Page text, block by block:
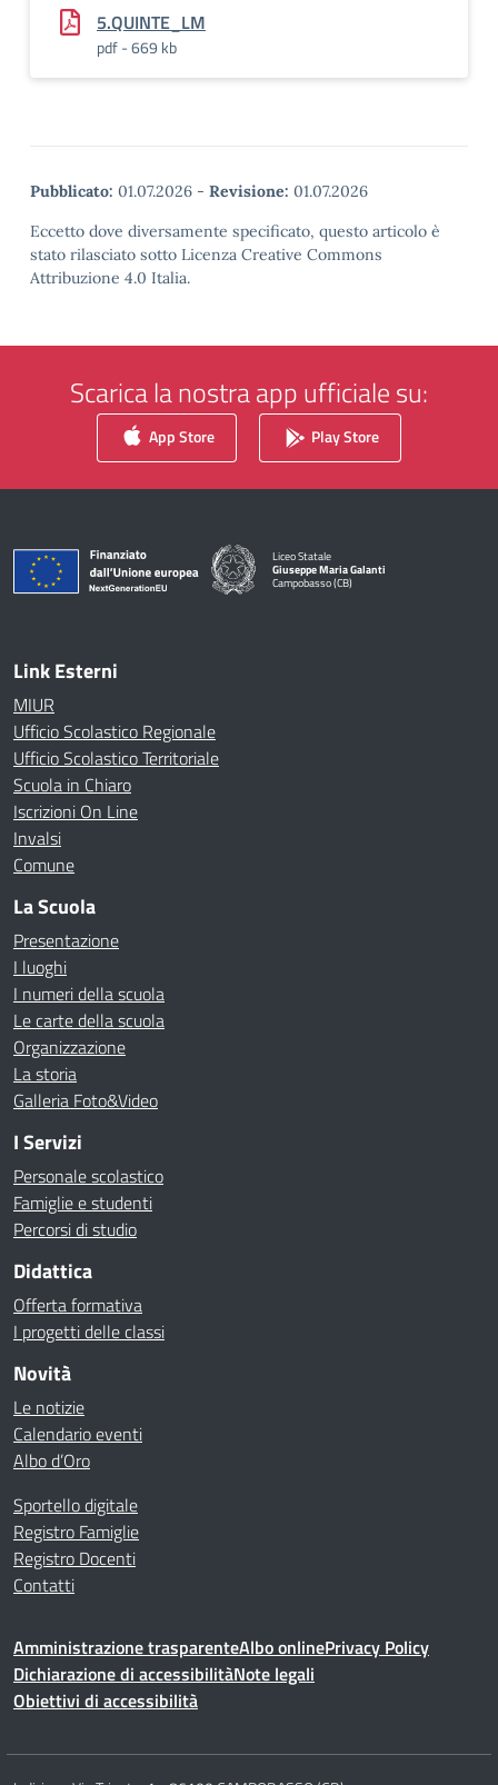
5.QUINTE_LM
pdf - 669 kb
Pubblicato: 01.07.2026 - Revisione: 01.07.2026
Eccetto dove diversamente specificato, questo articolo è
stato rilasciato sotto Licenza Creative Commons
Attribuzione 4.0 Italia.
Scarica la nostra app ufficiale su:
App Store Play Store
Liceo Statale
Giuseppe Maria Galanti
Campobasso (CB)
— Visita la pagina iniziale della scuola
Link Esterni
MIUR
Ufficio Scolastico Regionale
Ufficio Scolastico Territoriale
Scuola in Chiaro
Iscrizioni On Line
Invalsi
Comune
La Scuola
Presentazione
I luoghi
I numeri della scuola
Le carte della scuola
Organizzazione
La storia
Galleria Foto&Video
I Servizi
Personale scolastico
Famiglie e studenti
Percorsi di studio
Didattica
Offerta formativa
I progetti delle classi
Novità
Le notizie
Calendario eventi
Albo d’Oro
Sportello digitale
Registro Famiglie
Registro Docenti
Contatti
Amministrazione trasparenteAlbo onlinePrivacy Policy
Dichiarazione di accessibilitàNote legali
Obiettivi di accessibilità